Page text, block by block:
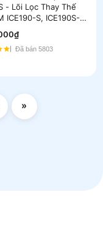
- Lõi Lọc Thay Thế
ICE190-S, ICE190S-
Khẩu Mỹ
Đã bán 5803
»